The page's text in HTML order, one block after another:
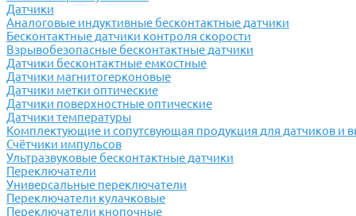
Датчики
Аналоговые индуктивные бесконтактные датчики
Бесконтактные датчики контроля скорости
Взрывобезопасные бесконтактные датчики
Датчики бесконтактные емкостные
Датчики магнитогерконовые
Датчики метки оптические
Датчики поверхностные оптические
Датчики температуры
Комплектующие и сопутсвующая продукция для датчиков и
Счётчики импульсов
Ультразвуковые бесконтактные датчики
Переключатели
Универсальные переключатели
Переключатели кулачковые
Переключатели кнопочные